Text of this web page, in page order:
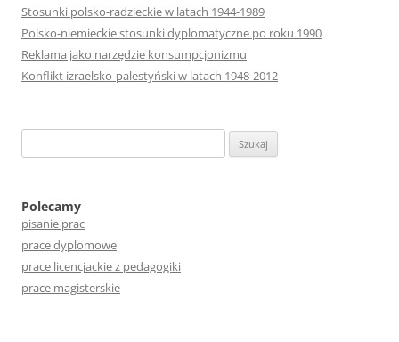
Stosunki polsko-radzieckie w latach 1944-1989
Polsko-niemieckie stosunki dyplomatyczne po roku 1990
Reklama jako narzędzie konsumpcjonizmu
Konflikt izraelsko-palestyński w latach 1948-2012
z
k
a
j
:
Polecamy
pisanie prac
prace dyplomowe
prace licencjackie z pedagogiki
prace magisterskie